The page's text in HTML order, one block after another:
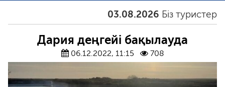
03.08.2026 Біз туристерді
Дария деңгейі бақылауда
06.12.2022, 11:15 708